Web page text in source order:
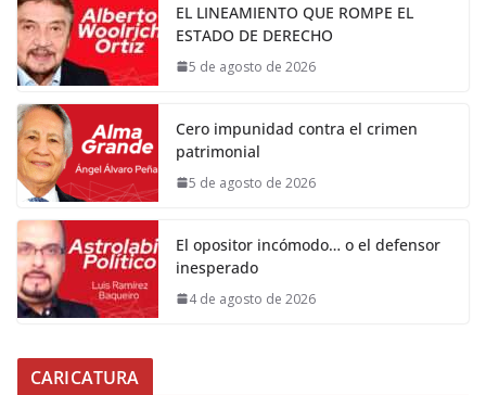
EL LINEAMIENTO QUE ROMPE EL
ESTADO DE DERECHO
5 de agosto de 2026
Cero impunidad contra el crimen
patrimonial
5 de agosto de 2026
El opositor incómodo… o el defensor
inesperado
4 de agosto de 2026
CARICATURA